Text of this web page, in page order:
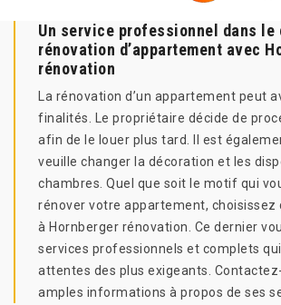
Un service professionnel dans le
rénovation d’appartement avec
rénovation
La rénovation d’un appartement peut
finalités. Le propriétaire décide de
afin de le louer plus tard. Il est
veuille changer la décoration et les
chambres. Quel que soit le motif qui
rénover votre appartement, choisissez
à Hornberger rénovation. Ce dernier
services professionnels et complets
attentes des plus exigeants.
amples informations à propos de ses